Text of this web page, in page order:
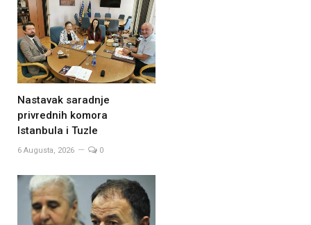
Nastavak saradnje
privrednih komora
Istanbula i Tuzle
6 Augusta, 2026 0